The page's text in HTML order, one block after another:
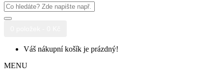
Váš nákupní košík je prázdný!
MENU